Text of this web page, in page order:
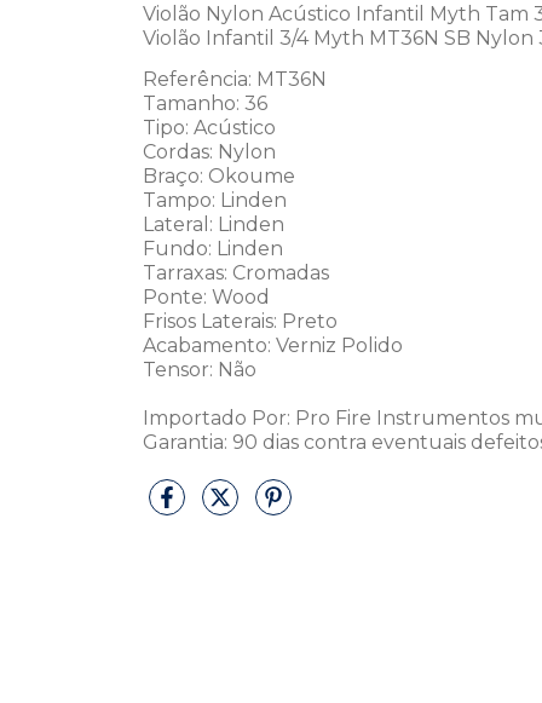
Violão Nylon Acústico Infantil Myth Tam
Violão Infantil 3/4 Myth MT36N SB Nylon
Referência: MT36N
Tamanho: 36
Tipo: Acústico
Cordas: Nylon
Braço: Okoume
Tampo: Linden
Lateral: Linden
Fundo: Linden
Tarraxas: Cromadas
Ponte: Wood
Frisos Laterais: Preto
Acabamento: Verniz Polido
Tensor: Não
Importado Por: Pro Fire Instrumentos
Garantia: 90 dias contra eventuais